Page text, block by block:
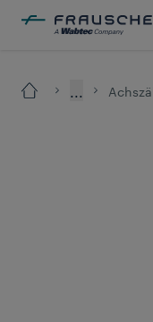
...